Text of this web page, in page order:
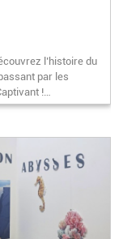
l’histoire du
par les
!…